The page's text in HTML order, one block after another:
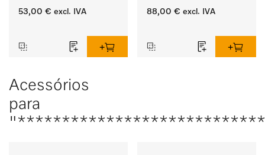
uma suavidade duradoura
53,00 € excl. IVA
têxteis brancos e de
88,00 € excl. IVA
Acessórios
para